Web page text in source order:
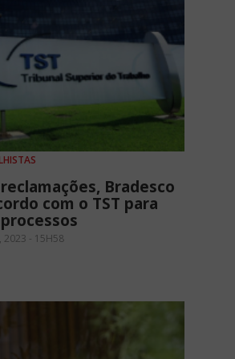
Bradesco
com o TST para
2023 - 15H58